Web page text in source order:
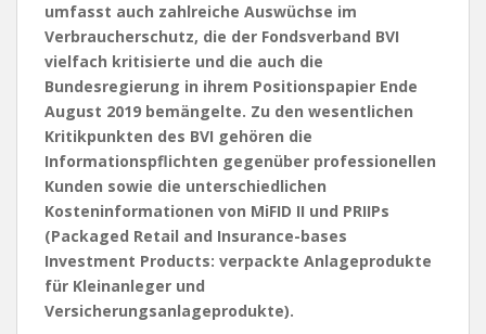
umfasst auch zahlreiche Auswüchse im
Verbraucherschutz, die der Fondsverband BVI
vielfach kritisierte und die auch die
Bundesregierung in ihrem Positionspapier Ende
August 2019 bemängelte. Zu den wesentlichen
Kritikpunkten des BVI gehören die
Informationspflichten gegenüber professionellen
Kunden sowie die unterschiedlichen
Kosteninformationen von MiFID II und PRIIPs
(Packaged Retail and Insurance-bases
Investment Products: verpackte Anlageprodukte
für Kleinanleger und
Versicherungsanlageprodukte).